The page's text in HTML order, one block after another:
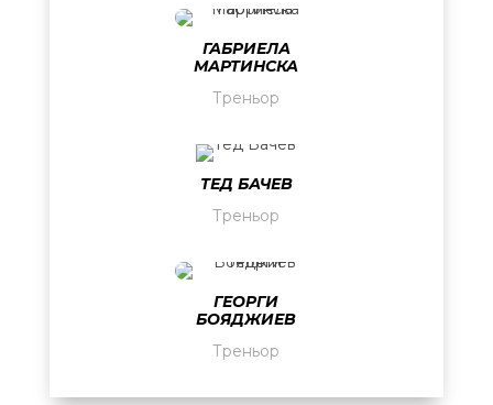
ГАБРИЕЛА
МАРТИНСКА
Треньор
ТЕД БАЧЕВ
Треньор
ГЕОРГИ
БОЯДЖИЕВ
Треньор